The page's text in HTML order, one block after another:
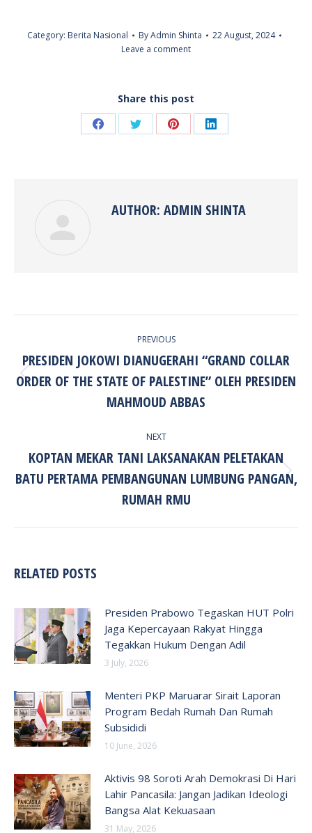
Category: Berita Nasional ByAdmin Shinta
22 August, 2024
Leave a comment
Share this post
Share Share Share Share
AUTHOR: ADMIN SHINTA
PREVIOUS
Previous
post:
PRESIDEN JOKOWI DIANUGERAHI “GRAND COLLAR
ORDER OF THE STATE OF PALESTINE” OLEH PRESIDEN
MAHMOUD ABBAS
NEXT
Next
post:
KOPTAN MEKAR TANI LAKSANAKAN PELETAKAN
BATU PERTAMA PEMBANGUNAN LUMBUNG PANGAN,
RUMAH RMU
RELATED POSTS
Presiden Prabowo Tegaskan HUT Polri
Jaga Kepercayaan Rakyat Hingga
Tegakkan Hukum Dengan Adil
3 July, 2026
Menteri PKP Maruarar Sirait Laporan
Program Bedah Rumah Dan Rumah
Subsididi
10 June, 2026
Aktivis 98 Soroti Arah Demokrasi Di Hari
Lahir Pancasila: Jangan Jadikan Ideologi
Bangsa Alat Kekuasaan
31 May, 2026